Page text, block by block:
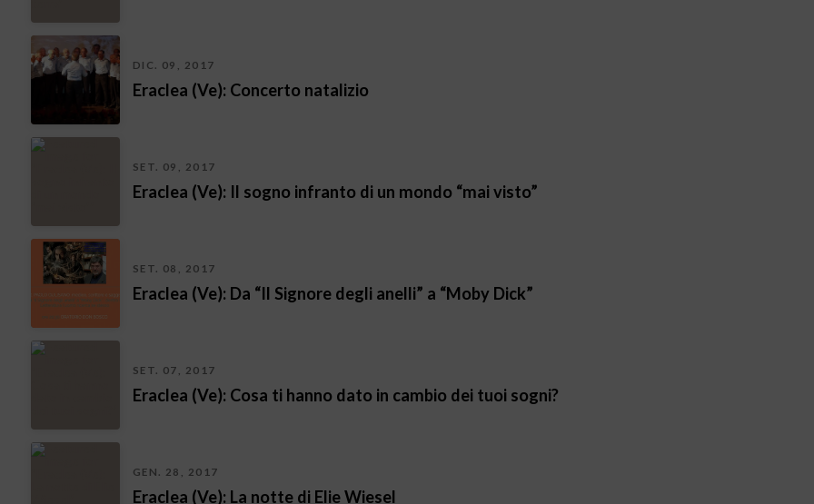
DIC. 09, 2017
Eraclea (Ve): Concerto natalizio
SET. 09, 2017
Eraclea (Ve): Il sogno infranto di un mondo “mai visto”
SET. 08, 2017
Eraclea (Ve): Da “Il Signore degli anelli” a “Moby Dick”
SET. 07, 2017
Eraclea (Ve): Cosa ti hanno dato in cambio dei tuoi sogni?
GEN. 28, 2017
Eraclea (Ve): La notte di Elie Wiesel